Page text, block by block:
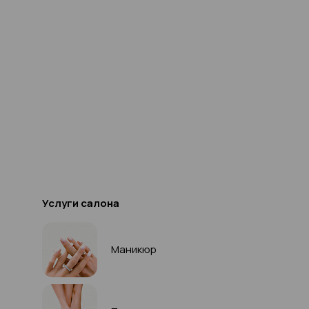
Услуги салона
Маникюр